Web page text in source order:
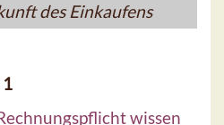
des Einkaufens
wissen